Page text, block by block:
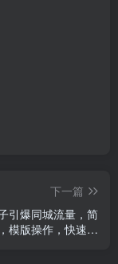
下一篇
引爆同城流量，简
模版操作，快速提